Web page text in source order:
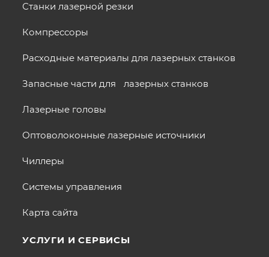
Станки лазерной резки
Компрессоры
Расходные материалы для лазерных станков
Запасные части для лазерных станков
Лазерные головы
Оптоволоконные лазерные источники
Чиллеры
Системы управления
Карта сайта
УСЛУГИ И СЕРВИСЫ